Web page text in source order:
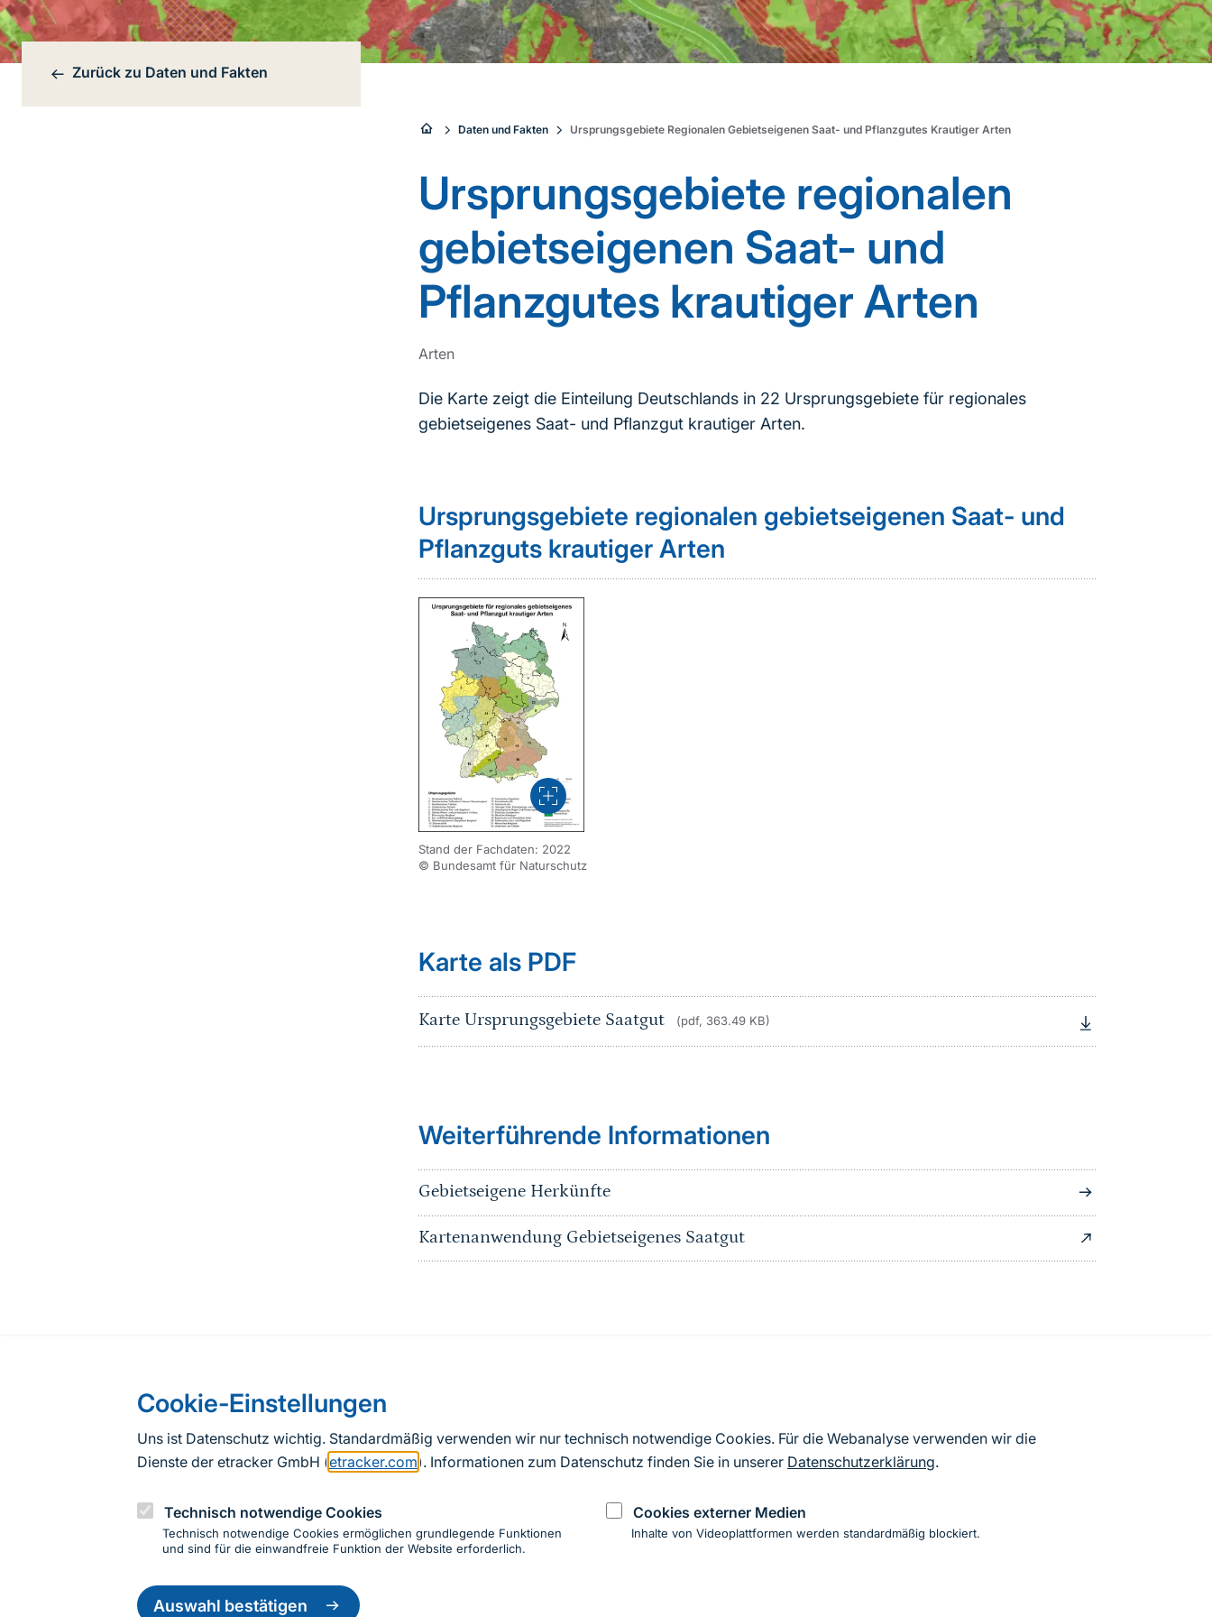
Cookie-Einstellungen
Uns ist Datenschutz wichtig. Standardmäßig verwenden wir nur technisch notwendige Cookies. Für die Webanalyse verwenden wir die
Dienste der etracker GmbH (etracker.com ). Informationen zum Datenschutz finden Sie in unserer Datenschutzerklärung.
Technisch notwendige Cookies
Technisch notwendige Cookies ermöglichen grundlegende Funktionen
und sind für die einwandfreie Funktion der Website erforderlich.
Cookies externer Medien
Inhalte von Videoplattformen werden standardmäßig blockiert.
Auswahl bestätigen
Einwilligung
zurückziehen
Bereichsnavigation
Zurück zu Daten und Fakten
Sie
sind
hier:
Daten und Fakten Ursprungsgebiete Regionalen Gebietseigenen Saat- und Pflanzgutes Krautiger Arten
Ursprungsgebiete regionalen
gebietseigenen Saat- und
Pflanzgutes krautiger Arten
Arten
Die Karte zeigt die Einteilung Deutschlands in 22 Ursprungsgebiete für regionales
gebietseigenes Saat- und Pflanzgut krautiger Arten.
Ursprungsgebiete regionalen gebietseigenen Saat- und
Pflanzguts krautiger Arten
Vergrößern
Stand der Fachdaten: 2022
© Bundesamt für Naturschutz
Karte als PDF
Karte Ursprungsgebiete Saatgut (pdf, 363.49 KB)
Weiterführende Informationen
Gebietseigene Herkünfte
Kartenanwendung Gebietseigenes Saatgut
Geoinformation, Open Data
Bundesamt für Naturschutz
naturschutzinformation@bfn.de